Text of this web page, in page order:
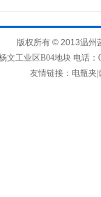
版权所有 © 2013温州
工业区B04地块 电话：
友情链接： 电瓶夹